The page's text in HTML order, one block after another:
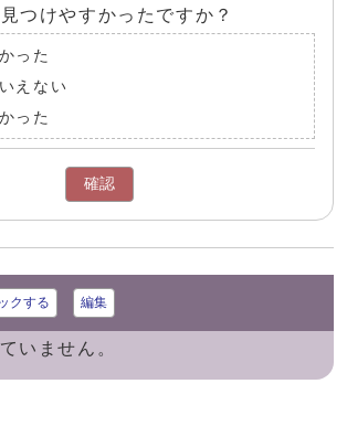
つけやすかったですか？
った
えない
った
確認
クする 編集
いません。